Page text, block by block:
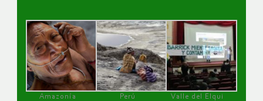
Amazonía
Perú
Valle del Elqui